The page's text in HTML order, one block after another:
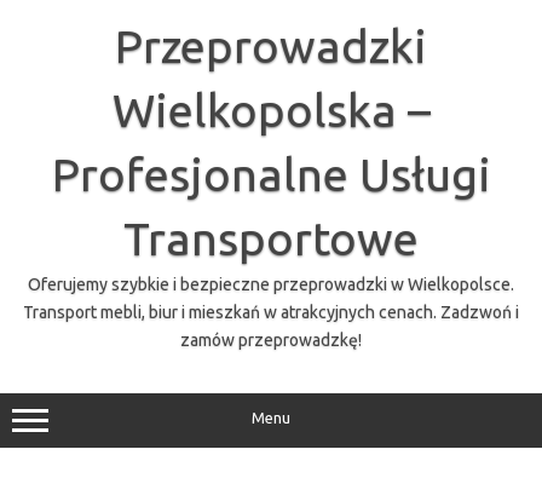
Przeprowadzki
Wielkopolska –
Profesjonalne Usługi
Transportowe
Oferujemy szybkie i bezpieczne przeprowadzki w Wielkopolsce.
Transport mebli, biur i mieszkań w atrakcyjnych cenach. Zadzwoń i
zamów przeprowadzkę!
Menu